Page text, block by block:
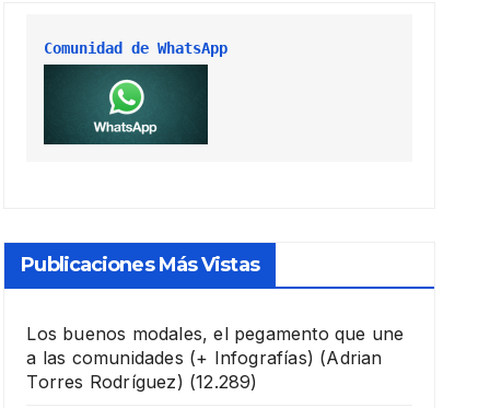
Comunidad de WhatsApp
Publicaciones Más Vistas
Los buenos modales, el pegamento que une
a las comunidades (+ Infografías) (Adrian
Torres Rodríguez) (12.289)